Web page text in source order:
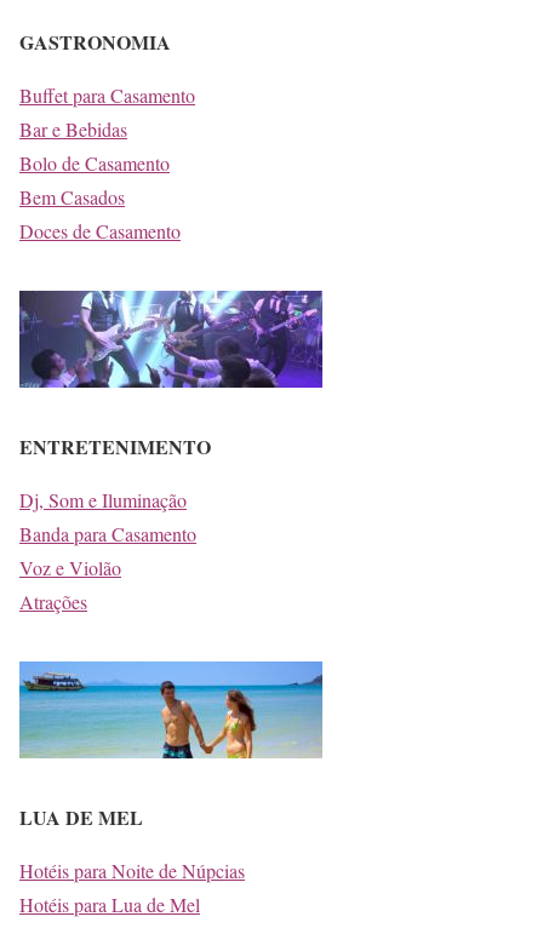
GASTRONOMIA
Buffet para Casamento
Bar e Bebidas
Bolo de Casamento
Bem Casados
Doces de Casamento
ENTRETENIMENTO
Dj, Som e Iluminação
Banda para Casamento
Voz e Violão
Atrações
LUA DE MEL
Hotéis para Noite de Núpcias
Hotéis para Lua de Mel